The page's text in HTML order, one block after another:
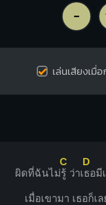
-
เล่นเสียงเมื่
ผิดที่ฉันไม่
C
รู้ ว่าเ
D
ธอมี
เมื่อเขามา เธอก็เ